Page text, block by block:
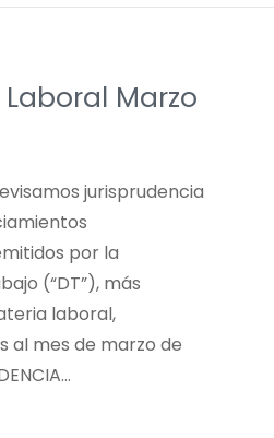
Marzo
jurisprudencia
por la
(“DT”), más
laboral,
al mes de marzo de